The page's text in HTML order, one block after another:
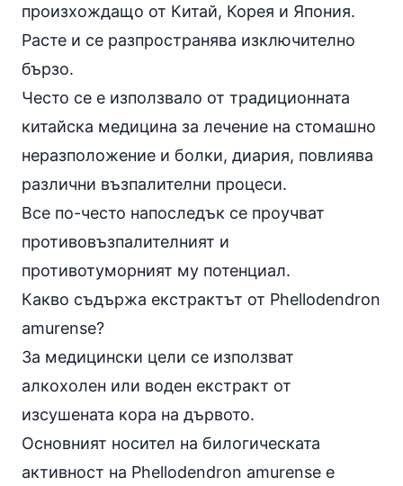
произхождащо от Китай, Корея и Япония.
Расте и се разпространява изключително
бързо.
Често се е използвало от традиционната
китайска медицина за лечение на стомашно
неразположение и болки, диария, повлиява
различни възпалителни процеси.
Все по-често напоследък се проучват
противовъзпалителният и
противотуморният му потенциал.
Какво съдържа eкстрактът от Phellodendron
amurense?
За медицински цели се използват
алкохолен или воден екстракт от
изсушената кора на дървото.
Основният носител на билогическата
активност на Phellodendron amurense е